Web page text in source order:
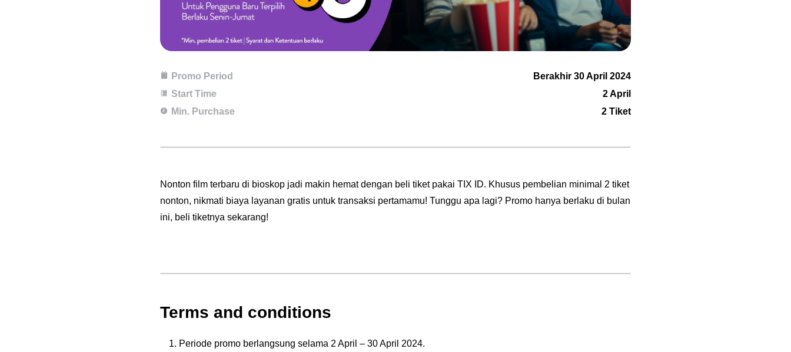
Promo Period
Berakhir 30 April 2024
Start Time
2 April
Min. Purchase
2 Tiket
Nonton film terbaru di bioskop jadi makin hemat dengan beli tiket pakai TIX ID. Khusus pembelian minimal 2 tiket
nonton, nikmati biaya layanan gratis untuk transaksi pertamamu! Tunggu apa lagi? Promo hanya berlaku di bulan
ini, beli tiketnya sekarang!
Terms and conditions
Periode promo berlangsung selama 2 April – 30 April 2024.